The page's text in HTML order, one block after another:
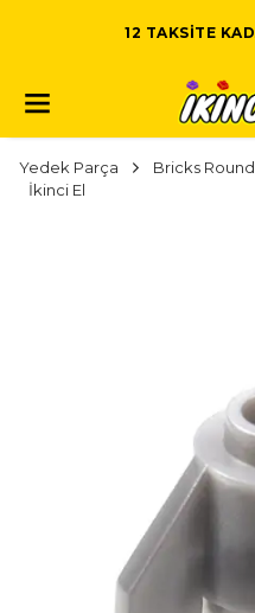
12 TAKSITE
Yedek Parça Bricks
İkinci El